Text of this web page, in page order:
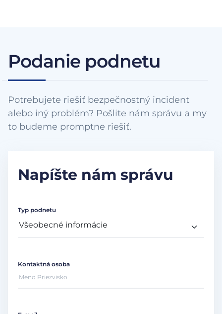
Podanie podnetu
Potrebujete riešiť bezpečnostný incident
alebo iný problém? Pošlite nám správu a my
to budeme promptne riešiť.
Napíšte nám správu
Typ podnetu
Kontaktná osoba